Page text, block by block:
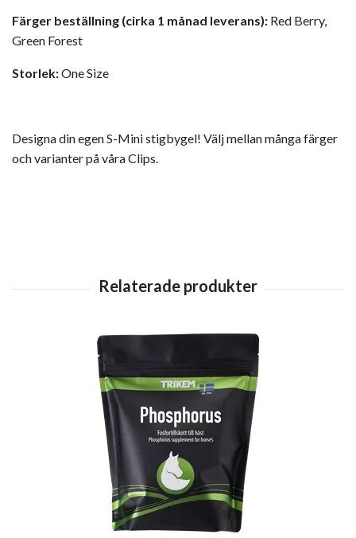
Färger beställning (cirka 1 månad leverans): Red Berry,
Green Forest
Storlek:One Size
Designa din egen S-Mini stigbygel! Välj mellan många färger
och varianter på våra Clips.